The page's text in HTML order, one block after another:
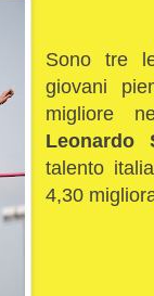
Sono tre
giovani
migliore
talento
4,30